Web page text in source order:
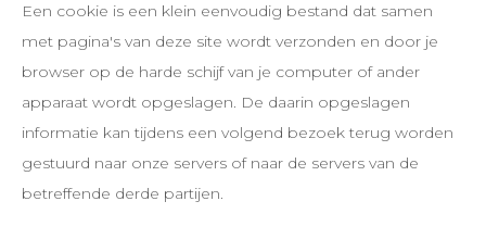
Een cookie is een klein eenvoudig bestand dat samen
met pagina's van deze site wordt verzonden en door je
browser op de harde schijf van je computer of ander
apparaat wordt opgeslagen. De daarin opgeslagen
informatie kan tijdens een volgend bezoek terug worden
gestuurd naar onze servers of naar de servers van de
betreffende derde partijen.